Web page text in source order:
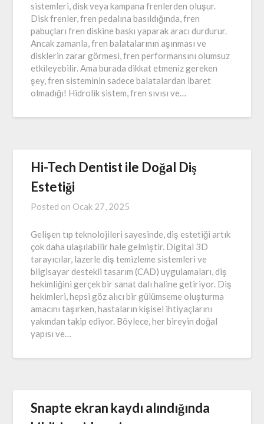
sistemleri, disk veya kampana frenlerden oluşur.
Disk frenler, fren pedalına basıldığında, fren
pabuçları fren diskine baskı yaparak aracı durdurur.
Ancak zamanla, fren balatalarının aşınması ve
disklerin zarar görmesi, fren performansını olumsuz
etkileyebilir. Ama burada dikkat etmeniz gereken
şey, fren sisteminin sadece balatalardan ibaret
olmadığı! Hidrolik sistem, fren sıvısı ve…
Hi-Tech Dentist ile Doğal Diş
Estetiği
Posted on Ocak 27, 2025
Gelişen tıp teknolojileri sayesinde, diş estetiği artık
çok daha ulaşılabilir hale gelmiştir. Digital 3D
tarayıcılar, lazerle diş temizleme sistemleri ve
bilgisayar destekli tasarım (CAD) uygulamaları, diş
hekimliğini gerçek bir sanat dalı haline getiriyor. Diş
hekimleri, hepsi göz alıcı bir gülümseme oluşturma
amacını taşırken, hastaların kişisel ihtiyaçlarını
yakından takip ediyor. Böylece, her bireyin doğal
yapısı ve…
Snapte ekran kaydı alındığında